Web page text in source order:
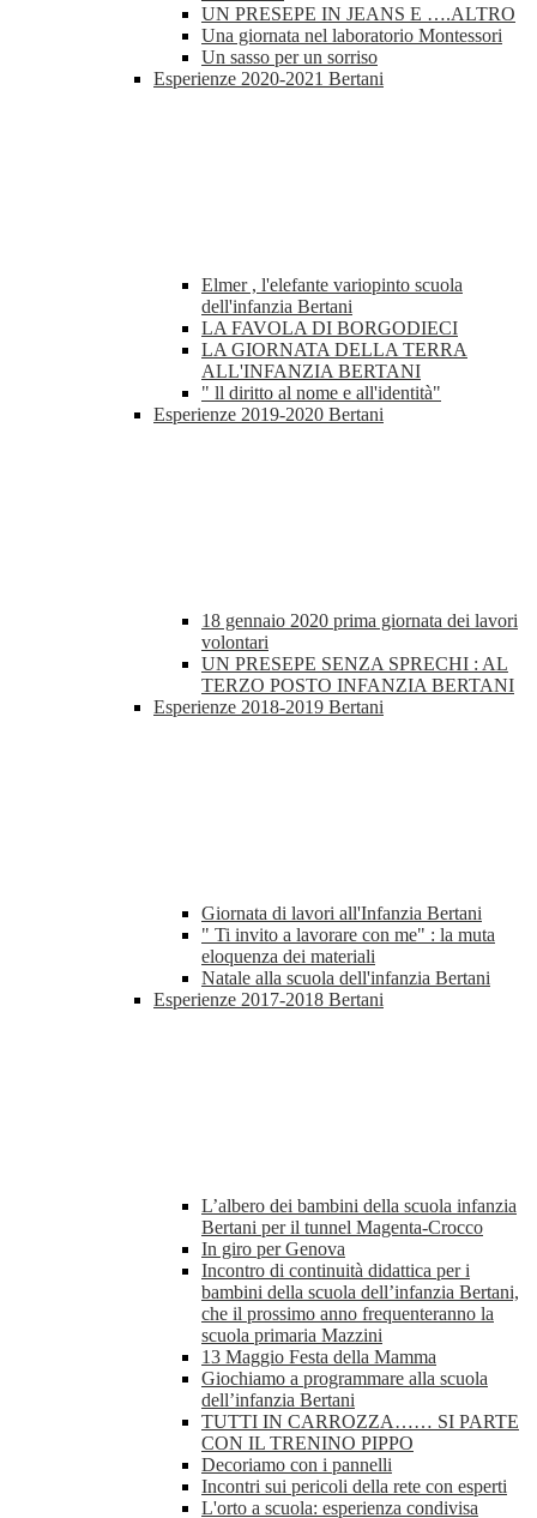
UN PRESEPE IN JEANS E ….ALTRO
Una giornata nel laboratorio Montessori
Un sasso per un sorriso
Esperienze 2020-2021 Bertani
Elmer , l'elefante variopinto scuola
dell'infanzia Bertani
LA FAVOLA DI BORGODIECI
LA GIORNATA DELLA TERRA
ALL'INFANZIA BERTANI
" ll diritto al nome e all'identità"
Esperienze 2019-2020 Bertani
18 gennaio 2020 prima giornata dei lavori
volontari
UN PRESEPE SENZA SPRECHI : AL
TERZO POSTO INFANZIA BERTANI
Esperienze 2018-2019 Bertani
Giornata di lavori all'Infanzia Bertani
" Ti invito a lavorare con me" : la muta
eloquenza dei materiali
Natale alla scuola dell'infanzia Bertani
Esperienze 2017-2018 Bertani
L’albero dei bambini della scuola infanzia
Bertani per il tunnel Magenta-Crocco
In giro per Genova
Incontro di continuità didattica per i
bambini della scuola dell’infanzia Bertani,
che il prossimo anno frequenteranno la
scuola primaria Mazzini
13 Maggio Festa della Mamma
Giochiamo a programmare alla scuola
dell’infanzia Bertani
TUTTI IN CARROZZA…… SI PARTE
CON IL TRENINO PIPPO
Decoriamo con i pannelli
Incontri sui pericoli della rete con esperti
L'orto a scuola: esperienza condivisa